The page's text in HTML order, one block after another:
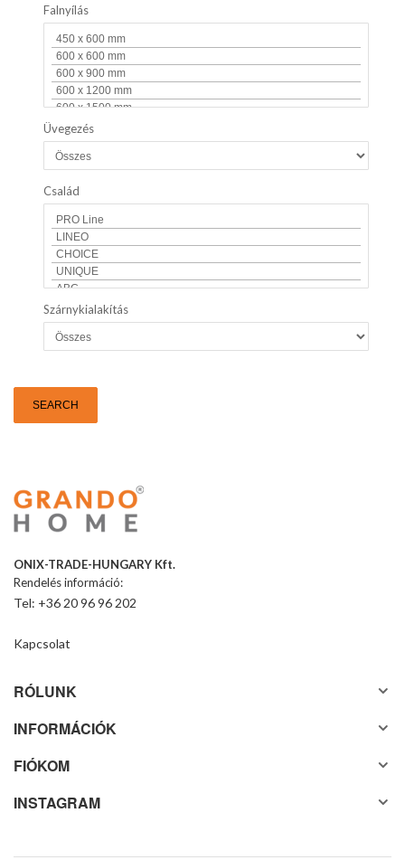
Falnyílás
Üvegezés
Család
Szárnykialakítás
SEARCH
ONIX-TRADE-HUNGARY Kft.
Rendelés információ:
Tel: +36 20 96 96 202
Kapcsolat
RÓLUNK
INFORMÁCIÓK
FIÓKOM
INSTAGRAM